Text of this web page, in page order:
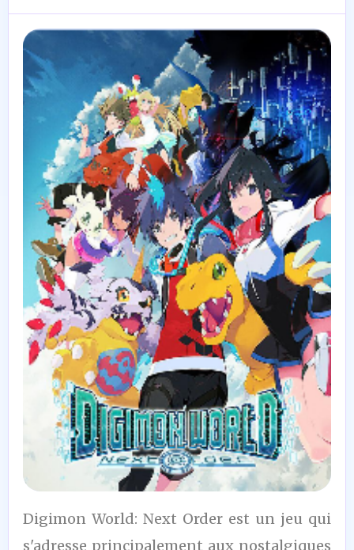
5,5
Digimon World: Next Order est un jeu qui
s'adresse principalement aux nostalgiques